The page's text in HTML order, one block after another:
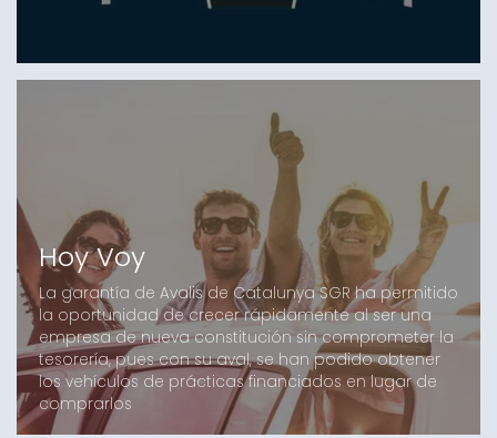
Hoy Voy
La garantía de Avalis de Catalunya SGR ha permitido
la oportunidad de crecer rápidamente al ser una
empresa de nueva constitución sin comprometer la
tesorería, pues con su aval, se han podido obtener
los vehículos de prácticas financiados en lugar de
comprarlos